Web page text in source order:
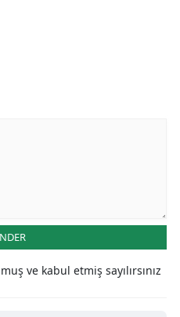
ve kabul etmiş sayılırsınız